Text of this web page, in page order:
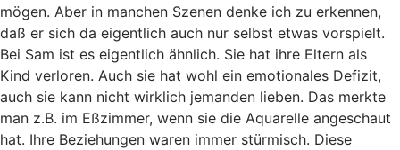
mögen. Aber in manchen Szenen denke ich zu erkennen,
daß er sich da eigentlich auch nur selbst etwas vorspielt.
Bei Sam ist es eigentlich ähnlich. Sie hat ihre Eltern als
Kind verloren. Auch sie hat wohl ein emotionales Defizit,
auch sie kann nicht wirklich jemanden lieben. Das merkte
man z.B. im Eßzimmer, wenn sie die Aquarelle angeschaut
hat. Ihre Beziehungen waren immer stürmisch. Diese